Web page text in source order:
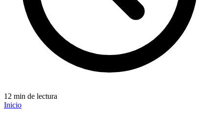
12 min de lectura
Inicio